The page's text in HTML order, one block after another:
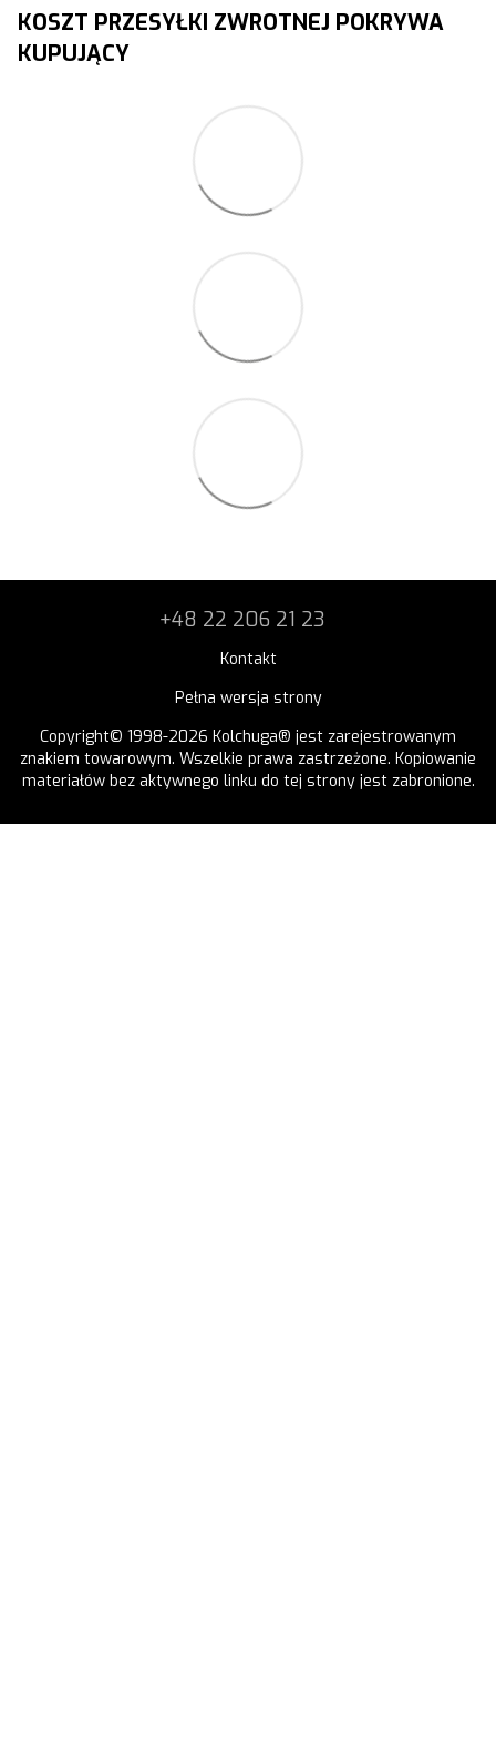
KOSZT PRZESYŁKI ZWROTNEJ POKRYWA
KUPUJĄCY
+48 22 206 21 23
Kontakt
Pełna wersja strony
Copyright© 1998-2026 Kolchuga® jest zarejestrowanym
znakiem towarowym. Wszelkie prawa zastrzeżone. Kopiowanie
materiałów bez aktywnego linku do tej strony jest zabronione.